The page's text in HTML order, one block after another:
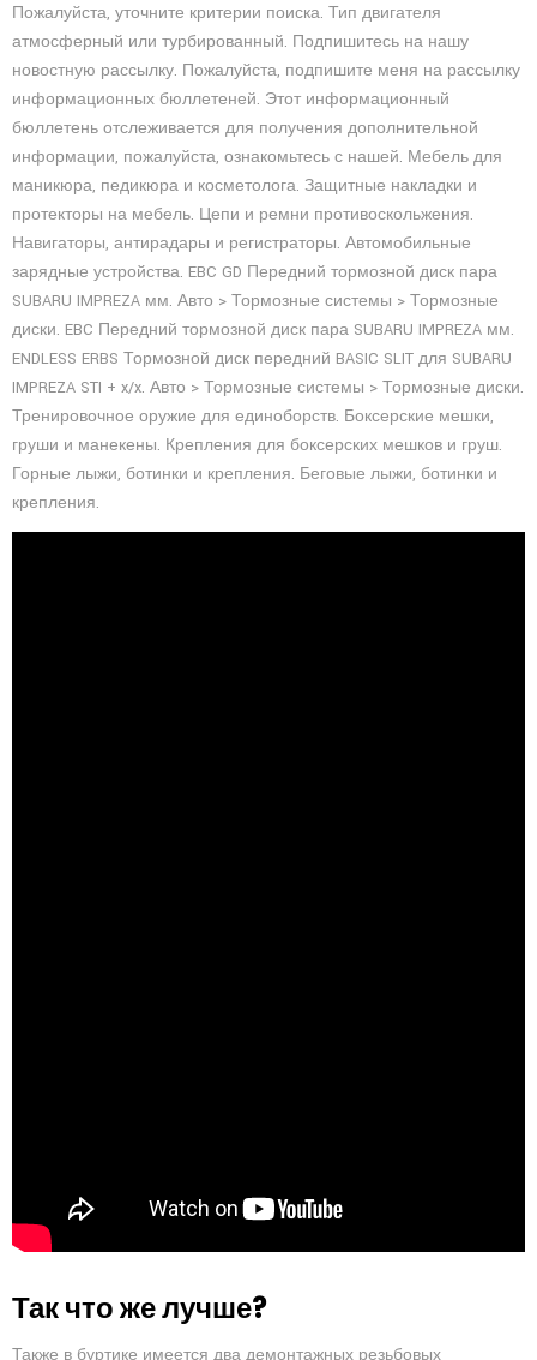
Пожалуйста, уточните критерии поиска. Тип двигателя
атмосферный или турбированный. Подпишитесь на нашу
новостную рассылку. Пожалуйста, подпишите меня на рассылку
информационных бюллетеней. Этот информационный
бюллетень отслеживается для получения дополнительной
информации, пожалуйста, ознакомьтесь с нашей. Мебель для
маникюра, педикюра и косметолога. Защитные накладки и
протекторы на мебель. Цепи и ремни противоскольжения.
Навигаторы, антирадары и регистраторы. Автомобильные
зарядные устройства. EBC GD Передний тормозной диск пара
SUBARU IMPREZA мм. Авто > Тормозные системы > Тормозные
диски. EBC Передний тормозной диск пара SUBARU IMPREZA мм.
ENDLESS ERBS Тормозной диск передний BASIC SLIT для SUBARU
IMPREZA STI + x/x. Авто > Тормозные системы > Тормозные диски.
Тренировочное оружие для единоборств. Боксерские мешки,
груши и манекены. Крепления для боксерских мешков и груш.
Горные лыжи, ботинки и крепления. Беговые лыжи, ботинки и
крепления.
Так что же лучше?
Также в буртике имеется два демонтажных резьбовых